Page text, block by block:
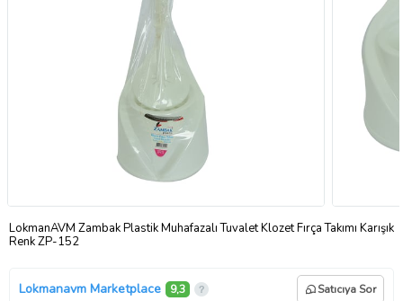
LokmanAVM Zambak Plastik Muhafazalı Tuvalet Klozet Fırça Takımı Karışık
Renk ZP-152
Lokmanavm Marketplace 9,3 Satıcıya Sor